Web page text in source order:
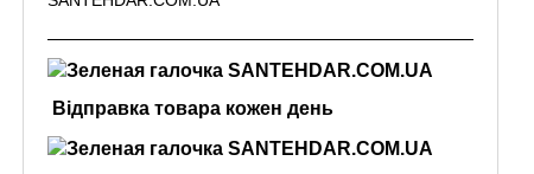
Відправка товара кожен день